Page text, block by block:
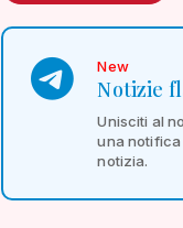
New
Notizie
Unisciti al
una notifica
notizia.